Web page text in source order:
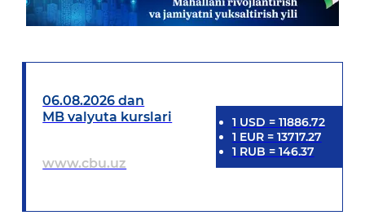
06.08.2026 dan
MB valyuta kurslari
www.cbu.uz
1 USD = 11886.72
1 EUR= 13717.27
1 RUB = 146.37